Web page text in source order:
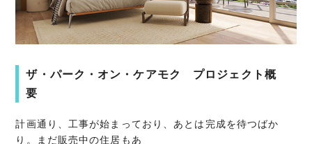
ザ・パーク・オン・ケアモク プロジェクト概
要
計画通り、工事が始まっており、あとは完成を待つばか
り。まだ販売中の住居もあ